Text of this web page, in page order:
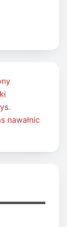
nawałnic